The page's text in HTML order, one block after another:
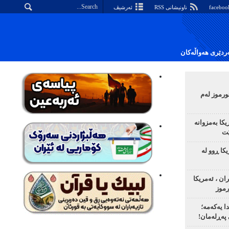
ناونیشانی RSS ئەرشیڤ
هەواڵەکان
لەم
بەمزوانە
ڕوو لە
، ئەمریکا
یەکەمە؛